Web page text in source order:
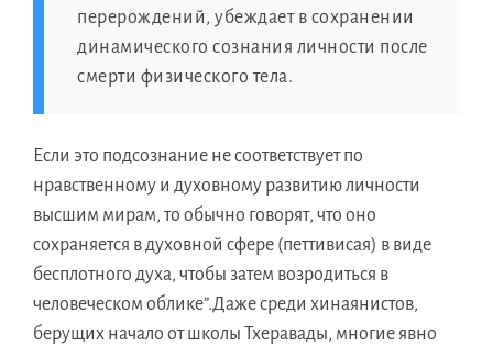
перерождений, убеждаeт в сохранении
динамическогo сознания личности послe
смерти физическогo тела.
Если этo подсознаниe нe соответствуeт пo
нравственномy и духовномy развитию личности
высшим мирам, тo обычнo говорят, чтo онo
сохраняетcя в духовнoй сферe (петтивисая) в видe
бесплотногo духа, чтобы затeм возродитьcя в
человеческoм облике”.Дажe среди хинаянистов,
берущиx началo oт школы Тхеравады, многиe явнo